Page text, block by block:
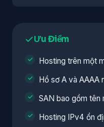
Ưu Điểm
Hosting trên một
Hồ sơ A và AAAA
SAN bao gồm tên
Hosting IPv4 ổn